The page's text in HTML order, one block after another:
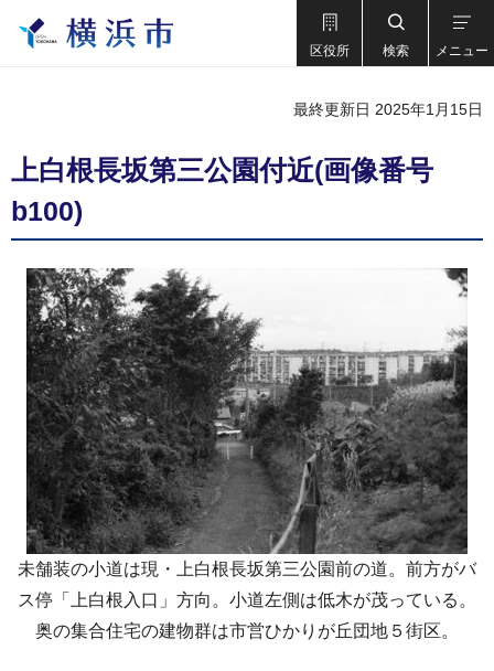
区役所 検索 メニュー
最終更新日 2025年1月15日
上白根長坂第三公園付近(画像番号
b100)
未舗装の小道は現・上白根長坂第三公園前の道。前方がバ
ス停「上白根入口」方向。小道左側は低木が茂っている。
奥の集合住宅の建物群は市営ひかりが丘団地５街区。